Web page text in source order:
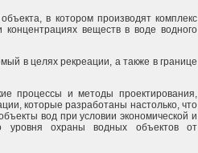
в котором производят комплекс
веществ в воде водного
в целях рекреации, а также в границе
процессы и методы проектирования,
которые разработаны настолько, что
вод при условии экономической и
уровня охраны водных объектов от